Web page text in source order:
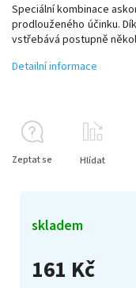
161 Kč
skladem
Speciální kombinace
prodlouženého účinku.
vstřebává postupně
Detailní informace
Zeptat se Hlídat